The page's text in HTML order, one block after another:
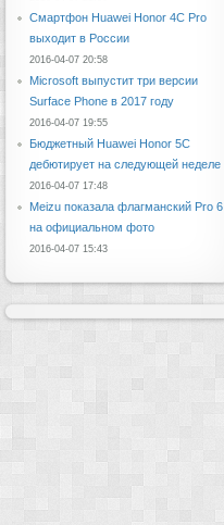
Смартфон Huawei Honor 4C Pro
выходит в России
2016-04-07 20:58
Microsoft выпустит три версии
Surface Phone в 2017 году
2016-04-07 19:55
Бюджетный Huawei Honor 5C
дебютирует на следующей неделе
2016-04-07 17:48
Meizu показала флагманский Pro 6
на официальном фото
2016-04-07 15:43